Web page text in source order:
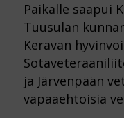
Paikalle saapui
Tuusulan
Keravan
ja Järvenpään
vapaaehtoisia